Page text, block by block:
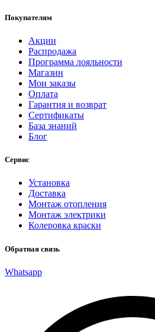
Покупателям
Акции
Распродажа
Программа лояльности
Магазин
Мои заказы
Оплата
Гарантия и возврат
Сертификаты
База знаний
Блог
Сервис
Установка
Доставка
Монтаж отопления
Монтаж электрики
Колеровка краски
Обратная связь
Whatsapp